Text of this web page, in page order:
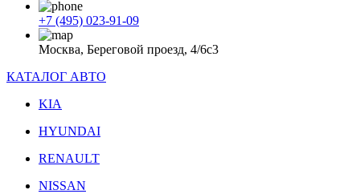
+7 (495) 023-91-09
Москва, Береговой проезд, 4/6с3
КАТАЛОГ АВТО
KIA
HYUNDAI
RENAULT
NISSAN